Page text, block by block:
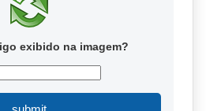
exibido na imagem?